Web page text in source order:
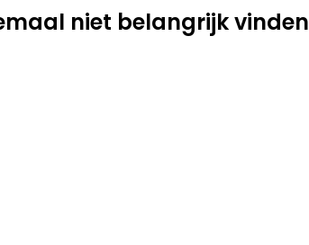
niet belangrijk vinden